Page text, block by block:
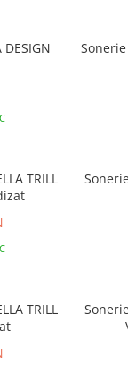
Sonerie SXT
TRILL
TRILL